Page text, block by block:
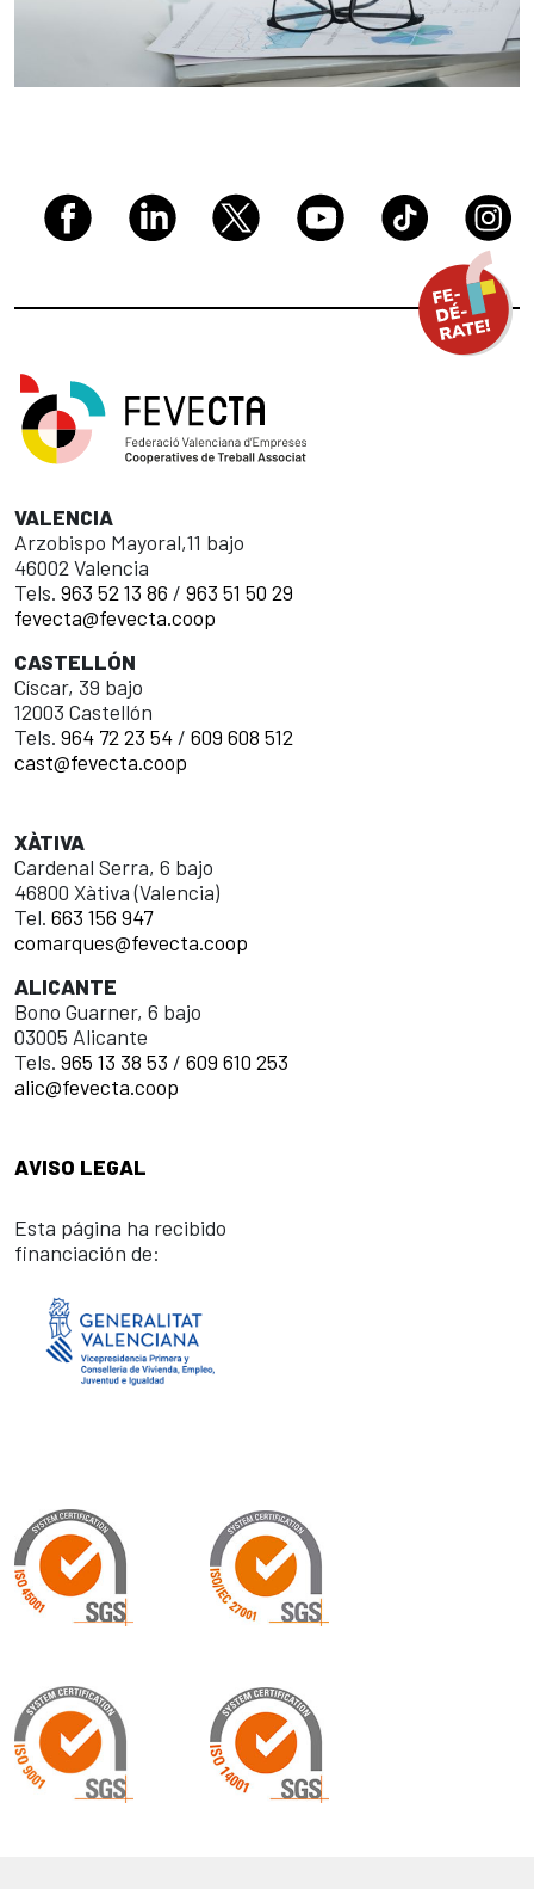
VALENCIA
Arzobispo Mayoral,11 bajo
46002 Valencia
Tels. 963 52 13 86 / 963 51 50 29
fevecta@fevecta.coop
CASTELLÓN
Císcar, 39 bajo
12003 Castellón
Tels. 964 72 23 54 / 609 608 512
cast@fevecta.coop
XÀTIVA
Cardenal Serra, 6 bajo
46800 Xàtiva (Valencia)
Tel. 663 156 947
comarques@fevecta.coop
ALICANTE
Bono Guarner, 6 bajo
03005 Alicante
Tels. 965 13 38 53 / 609 610 253
alic@fevecta.coop
AVISO LEGAL
Esta página ha recibido
financiación de: